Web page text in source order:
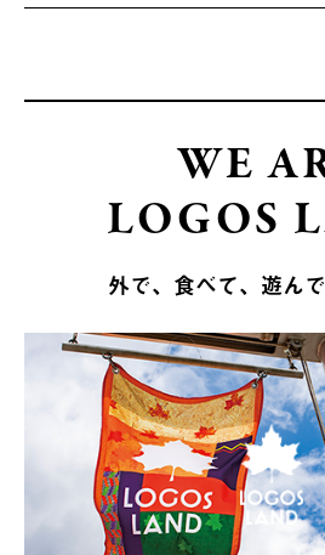
WE
LOGOS
外で、食べて、遊ん